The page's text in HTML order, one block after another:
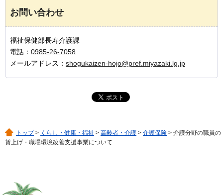
お問い合わせ
福祉保健部長寿介護課
電話： 0985-26-7058
メールアドレス： shogukaizen-hojo@pref.miyazaki.lg.jp
トップ> くらし・健康・福祉 > 高齢者・介護 > 介護保険 > 介護分野の職員の
賃上げ・職場環境改善支援事業について